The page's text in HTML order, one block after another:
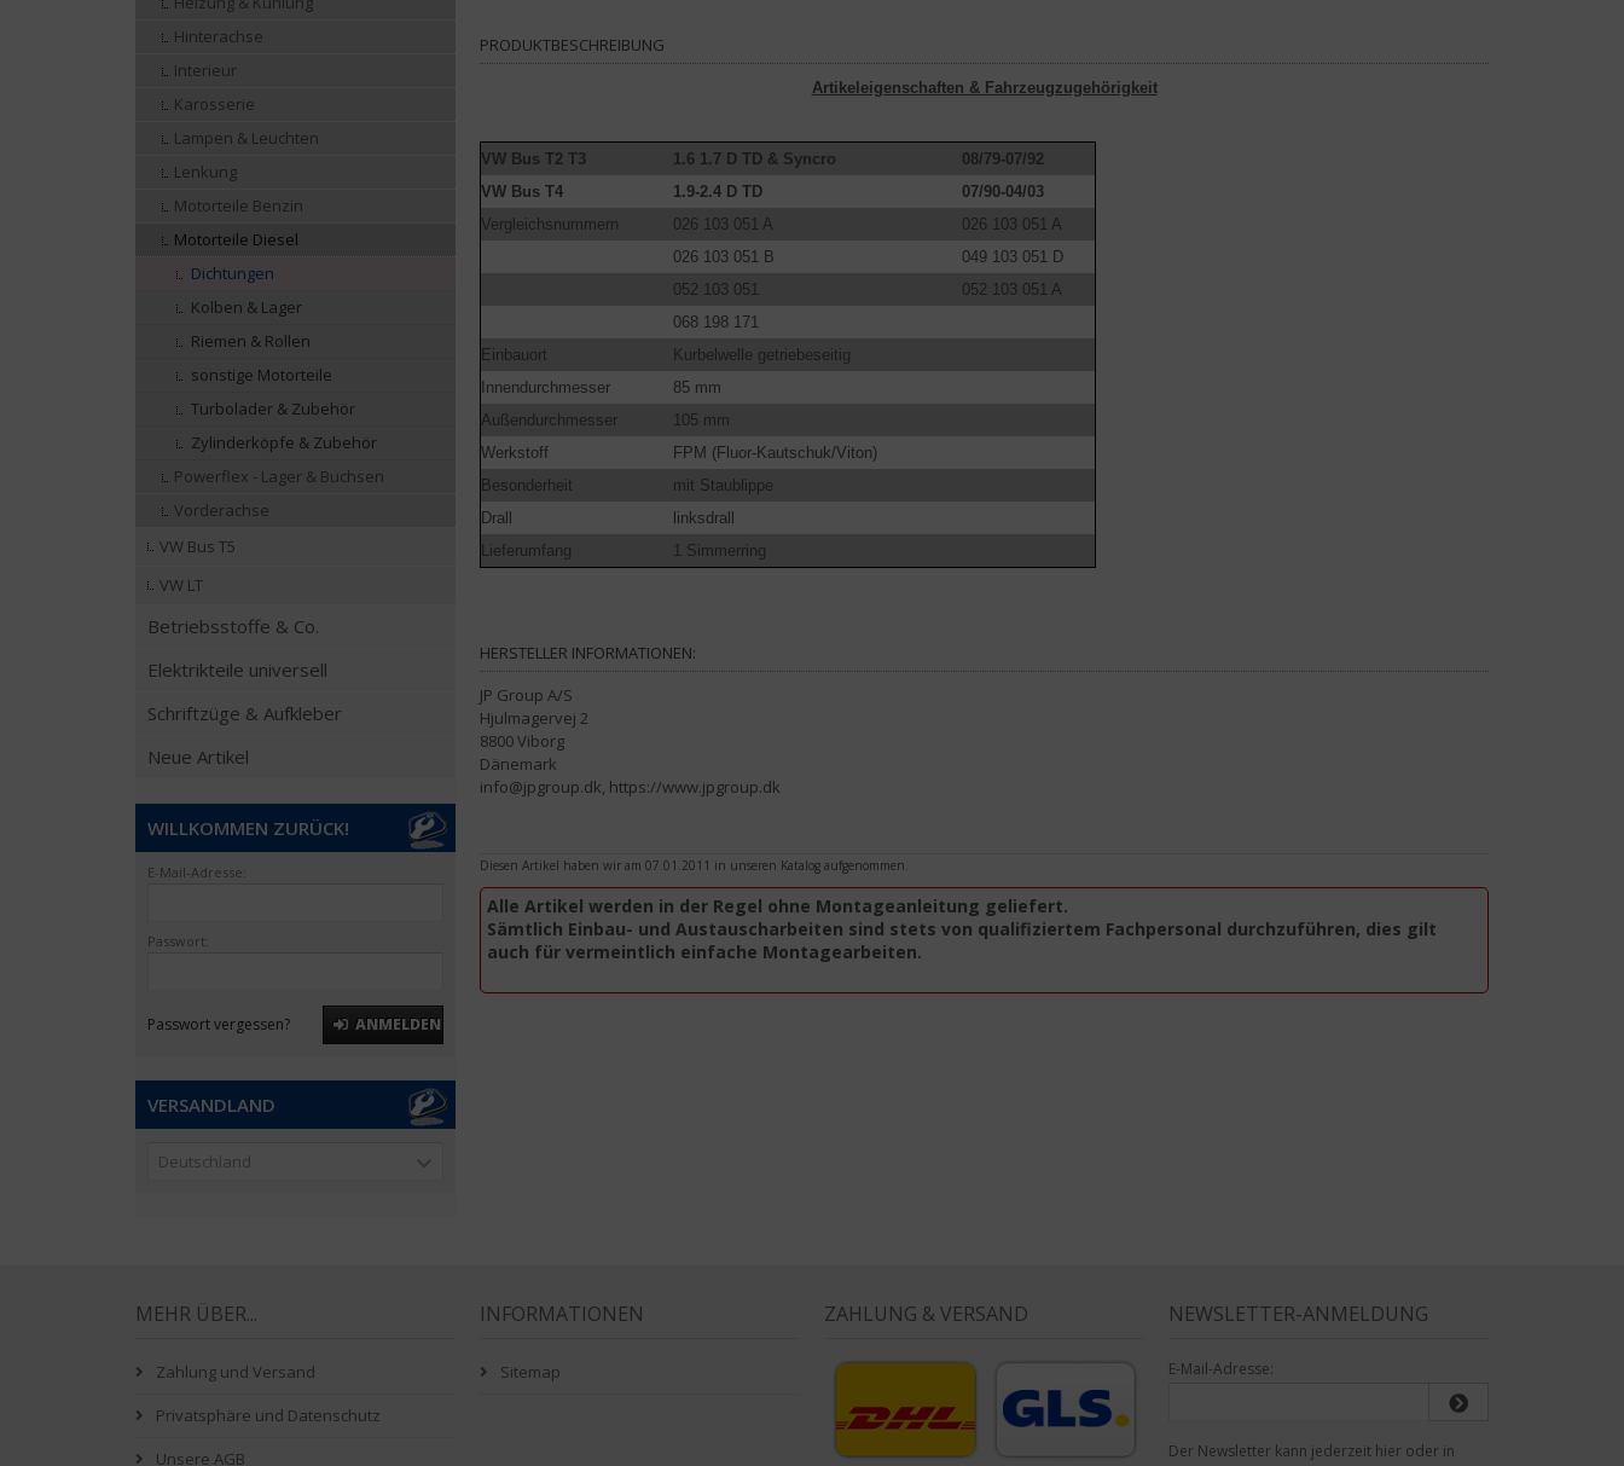
PRODUKTBESCHREIBUNG
Artikeleigenschaften & Fahrzeugzugehörigkeit
VW Bus T2 T3 1.6 1.7 D TD & Syncro
08/79-07/92
VW Bus T4
1.9-2.4 D TD
07/90-04/03
Vergleichsnummern
026 103 051 A
026 103 051 A
026 103 051 B
049 103 051 D
052 103 051
052 103 051 A
068 198 171
Einbauort
Kurbelwelle getriebeseitig
Innendurchmesser
85 mm
Außendurchmesser
105 mm
Werkstoff
FPM (Fluor-Kautschuk/Viton)
Besonderheit
mit Staublippe
Drall
linksdrall
Lieferumfang
1 Simmerring
HERSTELLER INFORMATIONEN:
JP Group A/S
Hjulmagervej 2
8800 Viborg
Dänemark
info@jpgroup.dk, https://www.jpgroup.dk
Diesen Artikel haben wir am 07.01.2011 in unseren Katalog aufgenommen.
Alle Artikel werden in der Regel ohne Montageanleitung geliefert.
Sämtlich Einbau- und Austauscharbeiten sind stets von qualifiziertem Fachpersonal durchzuführen, dies gilt
auch für vermeintlich einfache Montagearbeiten.
Hinterachse
Interieur
Karosserie
Lampen & Leuchten
Lenkung
Motorteile Benzin
Motorteile Diesel
Dichtungen
Kolben & Lager
Riemen & Rollen
sonstige Motorteile
Turbolader & Zubehör
Zylinderköpfe & Zubehör
Powerflex - Lager & Buchsen
Vorderachse
VW Bus T5
VW LT
Betriebsstoffe & Co.
Elektrikteile universell
Schriftzüge & Aufkleber
Neue Artikel
WILLKOMMEN ZURÜCK!
E-Mail-Adresse:
Passwort:
Passwort vergessen? ANMELDEN
VERSANDLAND
Deutschland
MEHR ÜBER...
Zahlung und Versand
Privatsphäre und Datenschutz
Unsere AGB
INFORMATIONEN
Sitemap
ZAHLUNG & VERSAND NEWSLETTER-ANMELDUNG
E-Mail-Adresse:
Der Newsletter kann jederzeit hier oder in